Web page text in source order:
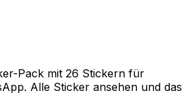
Pack mit 26 Stickern für
Alle Sticker ansehen und das